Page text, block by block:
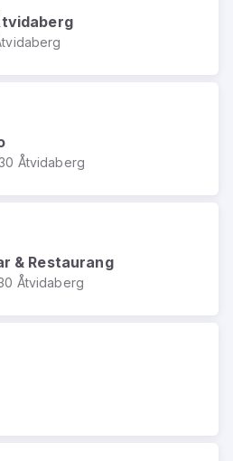
Åtvidaberg
& Restaurang
Åtvidaberg